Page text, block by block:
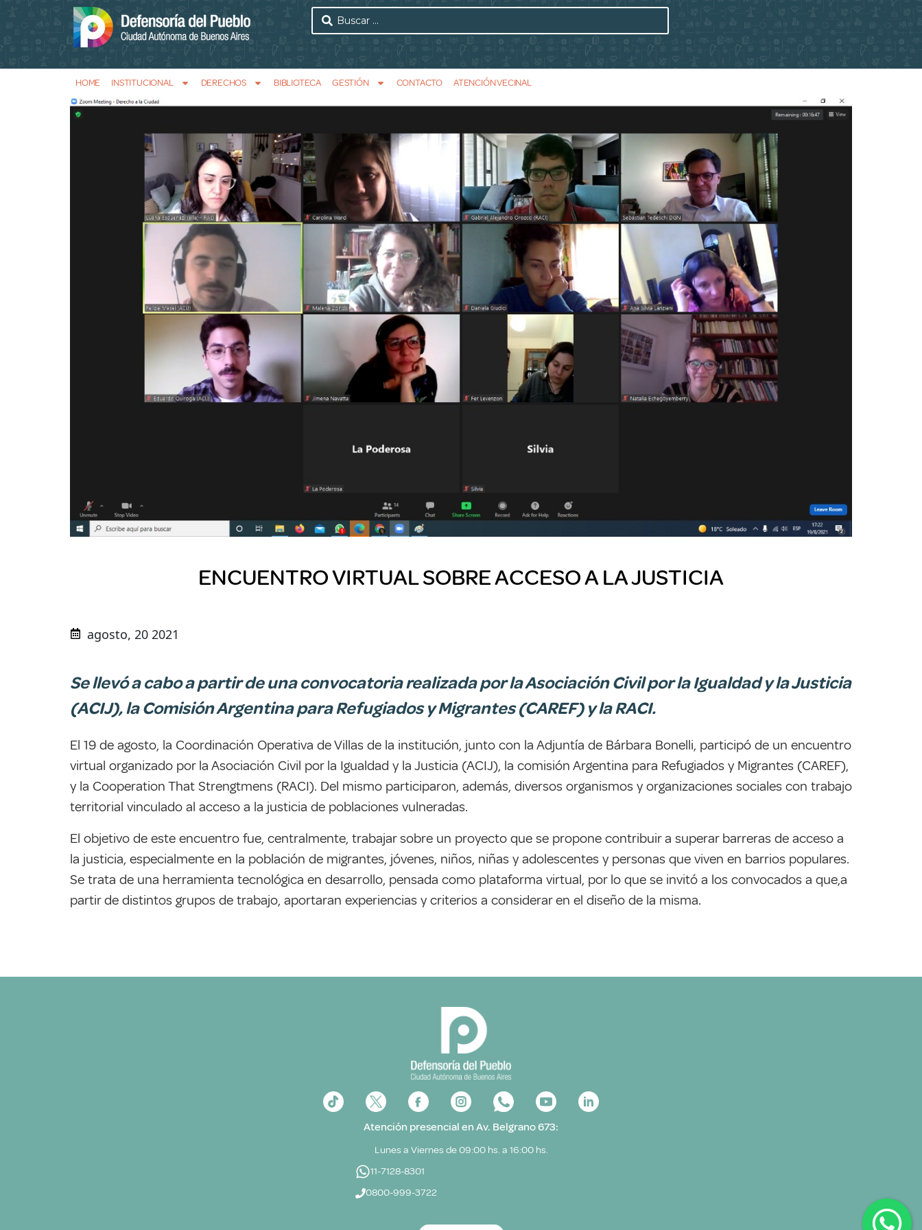
HOME INSTITUCIONAL DERECHOS BIBLIOTECA GESTIÓN CONTACTO ATENCIÓN VECINAL
ENCUENTRO VIRTUAL SOBRE ACCESO A LA JUSTICIA
agosto, 20 2021
Se llevó a cabo a partir de una convocatoria realizada por la Asociación Civil por la Igualdad y la Justicia
(ACIJ), la Comisión Argentina para Refugiados y Migrantes (CAREF) y la RACI.
El 19 de agosto, la Coordinación Operativa de Villas de la institución, junto con la Adjuntía de Bárbara Bonelli, participó de un encuentro
virtual organizado por la Asociación Civil por la Igualdad y la Justicia (ACIJ), la comisión Argentina para Refugiados y Migrantes (CAREF),
y la Cooperation That Strengtmens (RACI). Del mismo participaron, además, diversos organismos y organizaciones sociales con trabajo
territorial vinculado al acceso a la justicia de poblaciones vulneradas.
El objetivo de este encuentro fue, centralmente, trabajar sobre un proyecto que se propone contribuir a superar barreras de acceso a
la justicia, especialmente en la población de migrantes, jóvenes, niños, niñas y adolescentes y personas que viven en barrios populares.
Se trata de una herramienta tecnológica en desarrollo, pensada como plataforma virtual, por lo que se invitó a los convocados a que,a
partir de distintos grupos de trabajo, aportaran experiencias y criterios a considerar en el diseño de la misma.
Atención presencial en Av. Belgrano 673:
Lunes a Viernes de 09:00 hs. a 16:00 hs.
11-7128-8301
0800-999-3722